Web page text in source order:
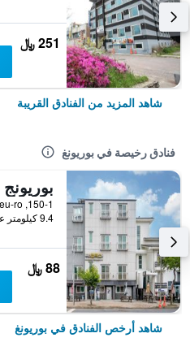
251 ﷼
شاهد المزيد من الفنادق القريبة
فنادق رخيصة في بوريونغ
9.4 كيلومتر عن وسط المدينة
88 ﷼
شاهد أرخص الفنادق في بوريونغ